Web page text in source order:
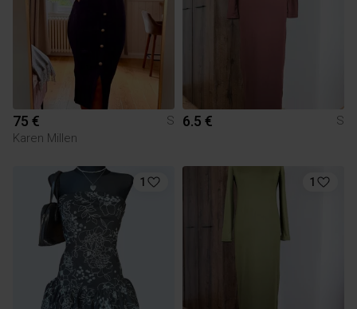
75 €
S
Karen Millen
6.5 € S
1 1